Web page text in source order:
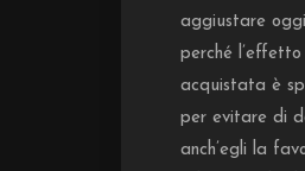
aggiustare
perché
acquistata è
per evitare di
anch’egli la